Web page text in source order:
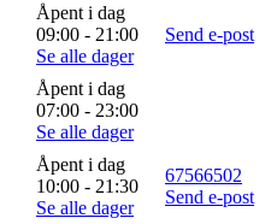
Åpent i dag
09:00 - 21:00
Se alle dager
Send e-post
Åpent i dag
07:00 - 23:00
Se alle dager
Åpent i dag
10:00 - 21:30
Se alle dager
67566502
Send e-post